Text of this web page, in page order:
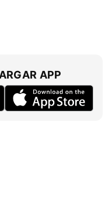
APP